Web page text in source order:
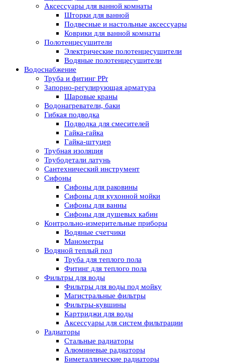
Аксессуары для ванной комнаты
Шторки для ванной
Подвесные и настольные аксессуары
Коврики для ванной комнаты
Полотенцесушители
Электрические полотенцесушители
Водяные полотенцесушители
Водоснабжение
Труба и фитинг PPr
Запорно-регулирующая арматура
Шаровые краны
Водонагреватели, баки
Гибкая подводка
Подводка для смесителей
Гайка-гайка
Гайка-штуцер
Трубная изоляция
Трубодетали латунь
Сантехнический инструмент
Сифоны
Сифоны для раковины
Сифоны для кухонной мойки
Сифоны для ванны
Сифоны для душевых кабин
Контрольно-измерительные приборы
Водяные счетчики
Манометры
Водяной теплый пол
Труба для теплого пола
Фитинг для теплого пола
Фильтры для воды
Фильтры для воды под мойку
Магистральные фильтры
Фильтры-кувшины
Картриджи для воды
Аксессуары для систем фильтрации
Радиаторы
Стальные радиаторы
Алюминевые радиаторы
Биметаллические радиаторы